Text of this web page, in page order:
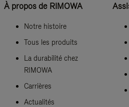
À propos de RIMOWA
Notre histoire
Tous les produits
La durabilité chez
RIMOWA
Carrières
Actualités